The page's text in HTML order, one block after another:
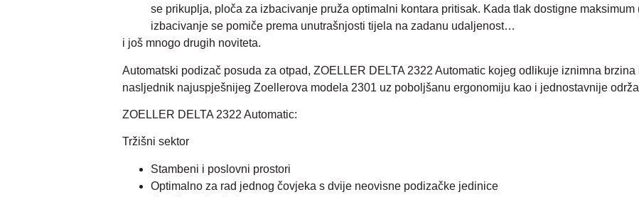
se prikuplja, ploča za izbacivanje pruža optimalni kontara pritisak. Kada tlak dostigne
izbacivanje se pomiče prema unutrašnjosti tijela na zadanu udaljenost…
i još mnogo drugih noviteta.
Automatski podizač posuda za otpad, ZOELLER DELTA 2322 Automatic kojeg odlikuje iznimna
nasljednik najuspješnijeg Zoellerova modela 2301 uz poboljšanu ergonomiju kao i jednostavnije
ZOELLER DELTA 2322 Automatic:
Tržišni sektor
Stambeni i poslovni prostori
Optimalno za rad jednog čovjeka s dvije neovisne podizačke jedinice